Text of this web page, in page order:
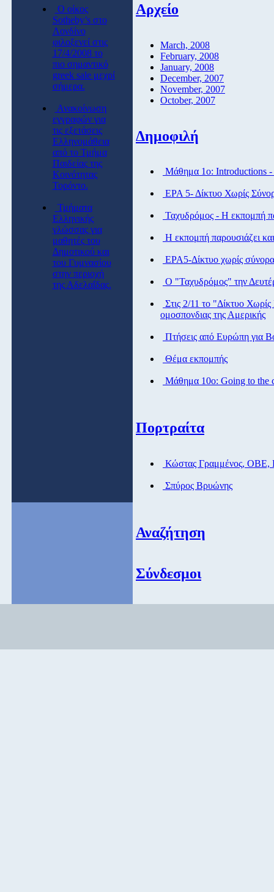
O οίκος
Sotheby’s στο
Λονδίνο
φιλοξενεί στις
17/4/2008 το
πιο σημαντικό
greek sale μεχρί
σήμερα.
Ανακοίνωση
εγγραφών για
τις εξετάσεις
Ελληνομάθεια
από το Τμήμα
Παιδείας της
Κοινότητας
Τορόντο.
Τμήματα
Ελληνικής
γλώσσας για
μαθητές του
Δημοτικού και
του Γυμνασίου
στην περιοχή
της Αδελαΐδας.
Αρχείο
March, 2008
February, 2008
January, 2008
December, 2007
November, 2007
October, 2007
Δημοφιλή
Μάθημα 1ο: Introductions -
ΕΡΑ 5- Δίκτυο Χωρίς
Ταχυδρόμος - Η εκπομπή
Η εκπομπή παρουσιάζει
ΕΡΑ5-Δίκτυο χωρίς σύνορα
Ο "Ταχυδρόμος" την
Στις 2/11 το "Δίκτυο
ομοσπονδιας της Αμερικής
Πτήσεις από Eυρώπη για
Θέμα εκπομπής
Μάθημα 10ο: Going to the
Πορτραίτα
Κώστας Γραμμένος, ΟΒΕ,
Σπύρος Βρυώνης
Αναζήτηση
Σύνδεσμοι